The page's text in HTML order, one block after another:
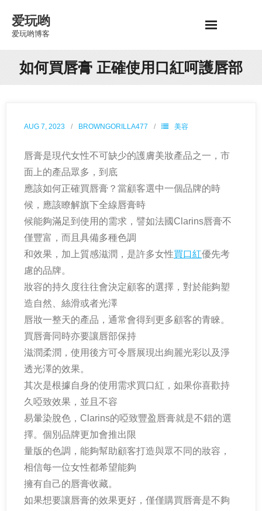
content
爱玩哟
爱玩哟博客
如何買唇膏 正確使用口紅呵護唇部
AUG 7, 2023 BROWNGORILLA477 美容
唇膏是現代女性不可缺少的護膚美妝產品之一，市
面上的產品眾多，到底
應該如何正確買唇膏？當顧客選中一個品牌的時
候，應該瞭解旗下全線唇膏時
候能夠滿足到使用的需求，譬如法國Clarins唇膏不
僅豐富，而且具備多種色調
和效果，加上質感滋潤，是許多女性買口紅優先考
慮的品牌。
妝容的持久度往往會決定顧客的選擇，對於能夠塑
造自然、絲滑或者光澤
唇妝一整天的產品，通常會得到更多顧客的青睞。
買唇膏同時亦要讓唇部保持
滋潤柔潤，使用後方可令唇展現出絢麗光彩以及淨
透光澤的效果。
其次是根據自身的使用需求買口紅，如果你喜歡持
久啞致效果，並且不容
易暈染脫色，Clarins的啞致豐盈唇膏就是不錯的選
擇。個別品牌更加會推出限
量版的色調，能夠幫助顧客打造與眾不同的妝容，
相信每一位女性都希望能夠
擁有自己的唇膏收藏。
如果想要讓唇膏的效果更好，僅僅購買唇膏是不夠